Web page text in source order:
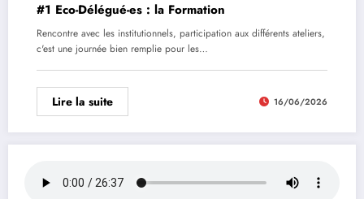
#1 Eco-Délégué-es : la Formation
Rencontre avec les institutionnels, participation aux différents ateliers,
c'est une journée bien remplie pour les…
Lire la suite 16/06/2026